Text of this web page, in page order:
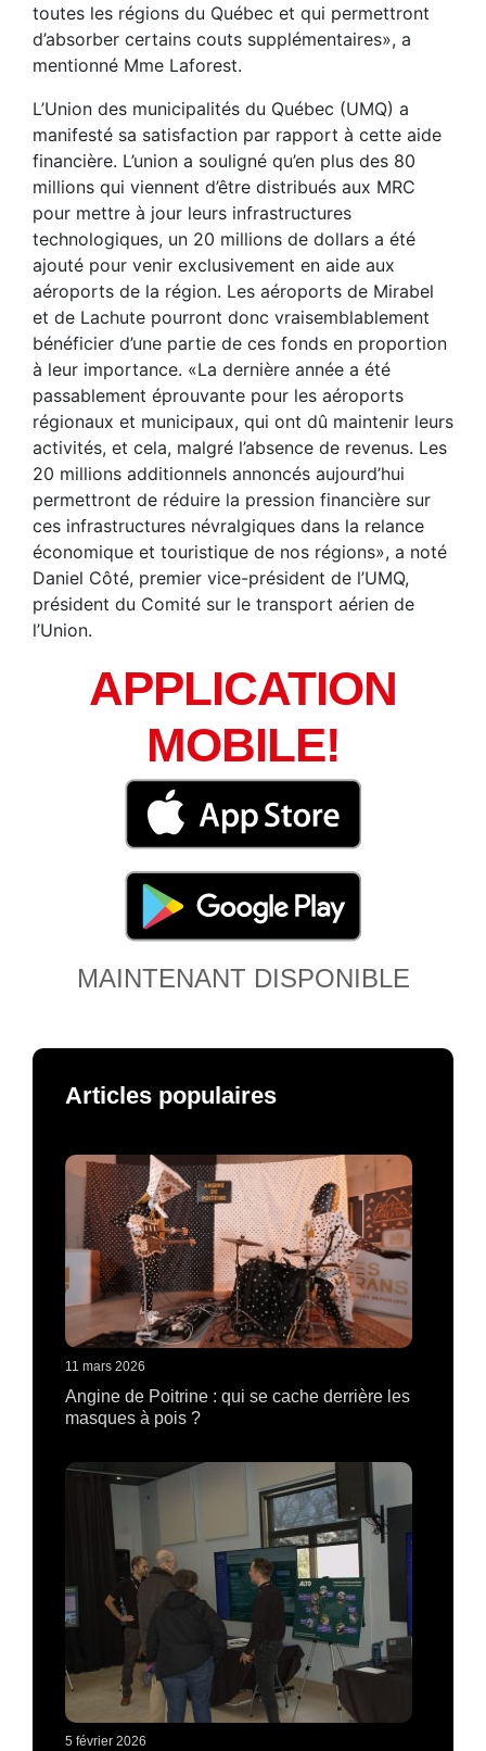
toutes les régions du Québec et qui permettront
d’absorber certains couts supplémentaires», a
mentionné Mme Laforest.
L’Union des municipalités du Québec (UMQ) a
manifesté sa satisfaction par rapport à cette aide
financière. L’union a souligné qu’en plus des 80
millions qui viennent d’être distribués aux MRC
pour mettre à jour leurs infrastructures
technologiques, un 20 millions de dollars a été
ajouté pour venir exclusivement en aide aux
aéroports de la région. Les aéroports de Mirabel
et de Lachute pourront donc vraisemblablement
bénéficier d’une partie de ces fonds en proportion
à leur importance. «La dernière année a été
passablement éprouvante pour les aéroports
régionaux et municipaux, qui ont dû maintenir leurs
activités, et cela, malgré l’absence de revenus. Les
20 millions additionnels annoncés aujourd’hui
permettront de réduire la pression financière sur
ces infrastructures névralgiques dans la relance
économique et touristique de nos régions», a noté
Daniel Côté, premier vice-président de l’UMQ,
président du Comité sur le transport aérien de
l’Union.
APPLICATION
MOBILE!
MAINTENANT DISPONIBLE
Articles populaires
11 mars 2026
Angine de Poitrine : qui se cache derrière les
masques à pois ?
5 février 2026